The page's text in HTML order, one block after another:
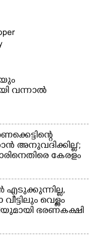
വന്നാൽ
അനുവദിക്കില്ല';
കേരളം
എടുക്കുന്നില്ല,
വെള്ളം
ഭരണകക്ഷി